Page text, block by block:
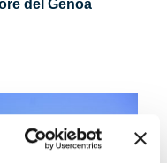
del Genoa